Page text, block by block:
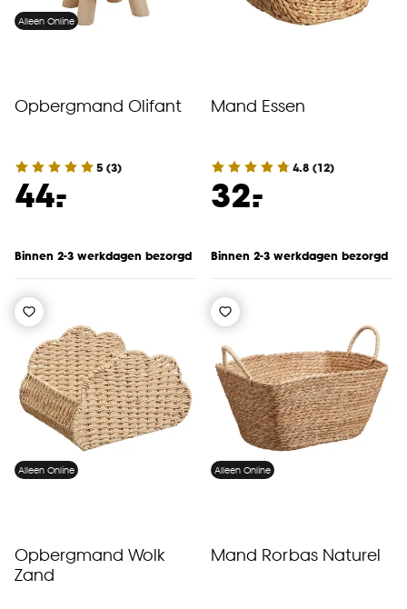
Alleen Online
Opbergmand Olifant
5 (3)
44.
-
Binnen 2-3 werkdagen bezorgd
Mand Essen
4.8 (12)
32.
-
Binnen 2-3 werkdagen bezorgd
Alleen Online
Opbergmand Wolk
Zand
Alleen Online
Mand Rorbas Naturel